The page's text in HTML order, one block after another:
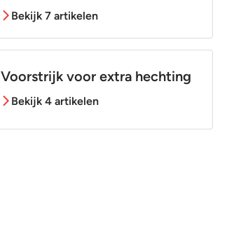
Bekijk 7 artikelen
Voorstrijk voor extra hechting
Bekijk 4 artikelen